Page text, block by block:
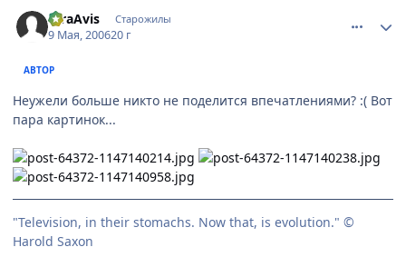
raraAvis Старожилы
9 Мая, 200620 г
АВТОР
Неужели больше никто не поделится впечатлениями? :( Вот
пара картинок...
"Television, in their stomachs. Now that, is evolution." ©
Harold Saxon